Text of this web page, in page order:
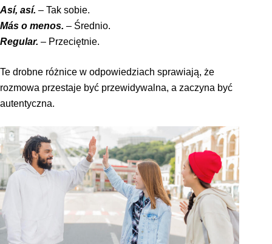
Así, así. – Tak sobie.
Más o menos. – Średnio.
Regular. – Przeciętnie.
Te drobne różnice w odpowiedziach sprawiają, że
rozmowa przestaje być przewidywalna, a zaczyna być
autentyczna.